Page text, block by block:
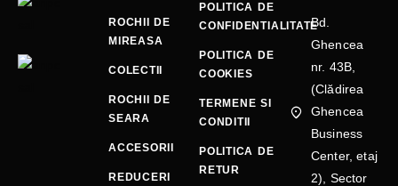
ROCHII DE
MIREASA
COLECTII
ROCHII DE
SEARA
ACCESORII
REDUCERI
POLITICA DE
CONFIDENTIALITATE
POLITICA DE
COOKIES
TERMENE SI
CONDITII
POLITICA DE
RETUR
Bd.
Ghencea
nr. 43B,
(Clădirea
Ghencea
Business
Center, etaj
2), Sector